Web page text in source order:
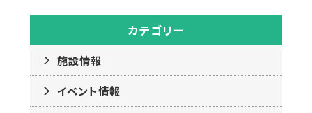
カテゴリー
施設情報
イベント情報